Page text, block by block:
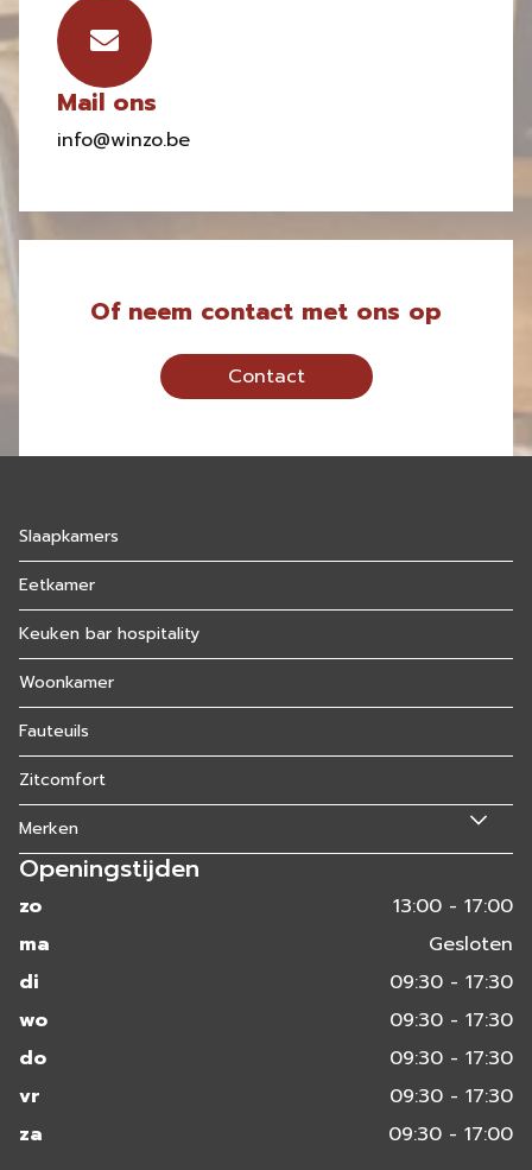
Mail ons
info@winzo.be
Of neem contact met ons op
Contact
Slaapkamers
Eetkamer
Keuken bar hospitality
Woonkamer
Fauteuils
Zitcomfort
Merken
Openingstijden
zo
13:00 - 17:00
ma
Gesloten
di
09:30 - 17:30
wo
09:30 - 17:30
do
09:30 - 17:30
vr
09:30 - 17:30
za
09:30 - 17:00